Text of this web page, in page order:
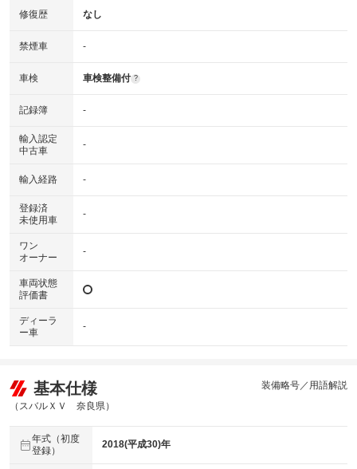
修復歴 なし
禁煙車 -
車検 車検整備付 ?
記録簿 -
輸入認定
中古車
-
輸入経路 -
登録済
未使用車
-
ワン
オーナー
-
車両状態
評価書
ディーラ
ー車
-
基本仕様
（スバルＸＶ 奈良県）
装備略号／用語解説
年式（初度
登録）
2018(平成30)年